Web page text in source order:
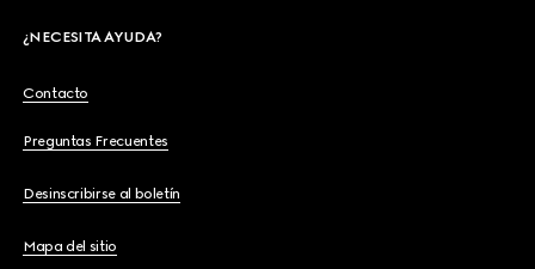
¿NECESITA AYUDA?
Contacto
Preguntas Frecuentes
Desinscribirse al boletín
Mapa del sitio